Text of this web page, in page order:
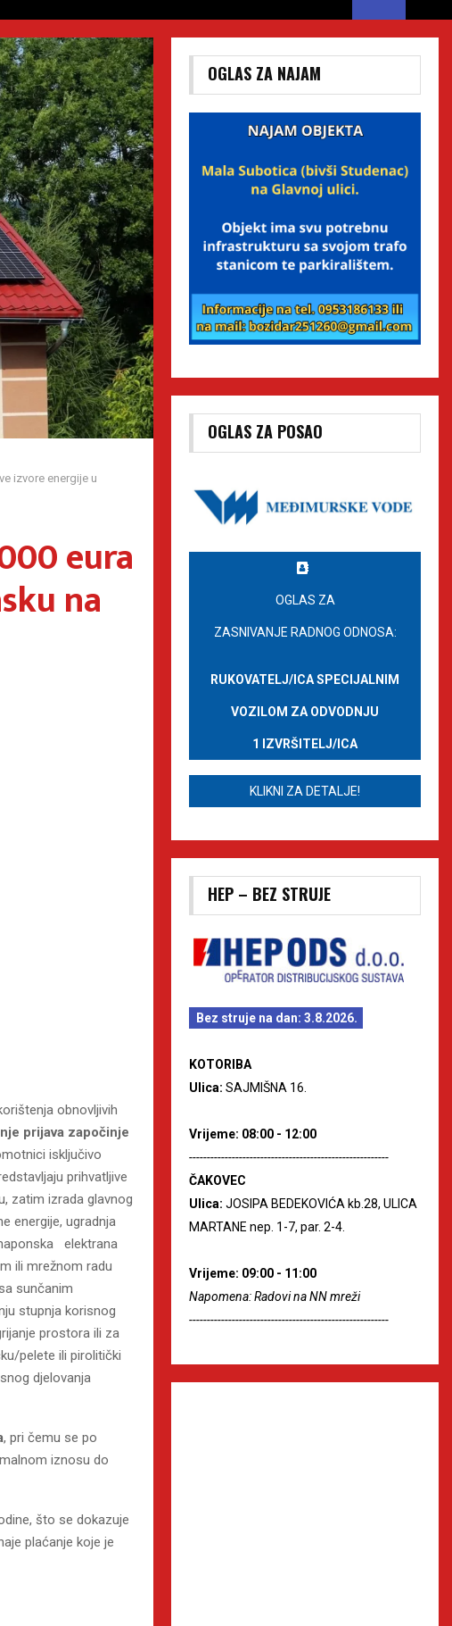
izvore energije u
eura
na
obnovljivih
prijava započinje
isključivo
prihvatljive
zatim izrada glavnog
energije, ugradnja
elektrana
ili mrežnom radu
sunčanim
stupnja korisnog
prostora ili za
pelete ili pirolitički
djelovanja
, pri čemu se po
iznosu do
što se dokazuje
plaćanje koje je
OGLAS ZA NAJAM
OGLAS ZA POSAO
OGLAS ZA
ZASNIVANJE RADNOG ODNOSA:
RUKOVATELJ/ICA SPECIJALNIM
VOZILOM ZA ODVODNJU
1 IZVRŠITELJ/ICA
KLIKNI ZA DETALJE!
HEP – BEZ STRUJE
Bez struje na dan: 3.8.2026.
KOTORIBA
Ulica: SAJMIŠNA 16.
Vrijeme: 08:00 - 12:00
--------------------------------------------------------
ČAKOVEC
Ulica: JOSIPA BEDEKOVIĆA kb.28, ULICA
MARTANE nep. 1-7, par. 2-4.
Vrijeme: 09:00 - 11:00
Napomena: Radovi na NN mreži
--------------------------------------------------------